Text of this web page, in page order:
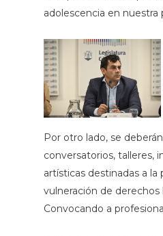
adolescencia en nuestra
Por otro lado, se
conversatorios, talleres,
artísticas destinadas a la
vulneración de derechos
Convocando a